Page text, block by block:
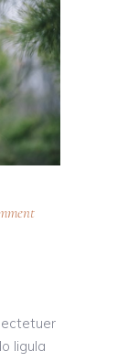
ligula